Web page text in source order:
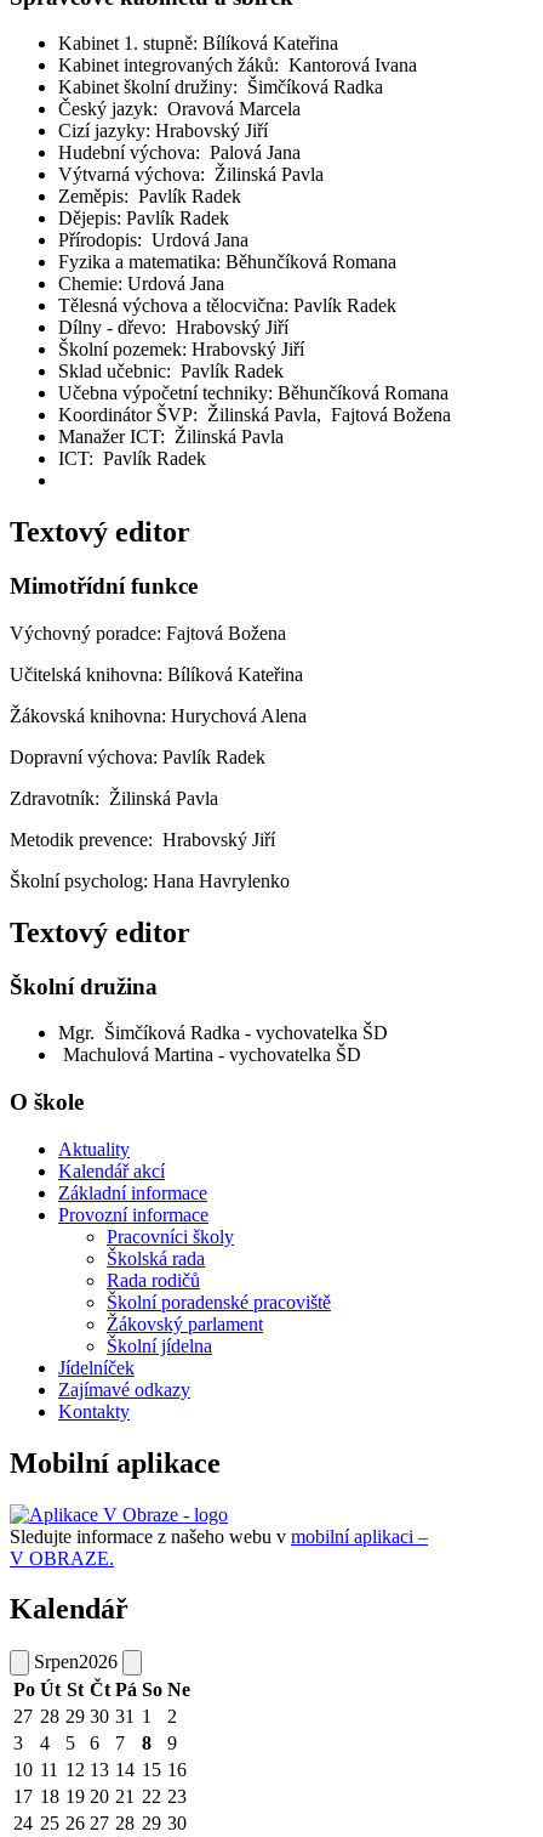
Kabinet 1. stupně: Bílíková Kateřina
Kabinet integrovaných žáků: Kantorová Ivana
Kabinet školní družiny: Šimčíková Radka
Český jazyk: Oravová Marcela
Cizí jazyky: Hrabovský Jiří
Hudební výchova: Palová Jana
Výtvarná výchova: Žilinská Pavla
Zeměpis: Pavlík Radek
Dějepis: Pavlík Radek
Přírodopis: Urdová Jana
Fyzika a matematika: Běhunčíková Romana
Chemie: Urdová Jana
Tělesná výchova a tělocvična: Pavlík Radek
Dílny - dřevo: Hrabovský Jiří
Školní pozemek: Hrabovský Jiří
Sklad učebnic: Pavlík Radek
Učebna výpočetní techniky: Běhunčíková Romana
Koordinátor ŠVP: Žilinská Pavla, Fajtová Božena
Manažer ICT: Žilinská Pavla
ICT: Pavlík Radek
Textový editor
Mimotřídní funkce
Výchovný poradce: Fajtová Božena
Učitelská knihovna: Bílíková Kateřina
Žákovská knihovna: Hurychová Alena
Dopravní výchova: Pavlík Radek
Zdravotník: Žilinská Pavla
Metodik prevence: Hrabovský Jiří
Školní psycholog: Hana Havrylenko
Textový editor
Školní družina
Mgr. Šimčíková Radka - vychovatelka ŠD
Machulová Martina - vychovatelka ŠD
O škole
Aktuality
Kalendář akcí
Základní informace
Provozní informace
Pracovníci školy
Školská rada
Rada rodičů
Školní poradenské pracoviště
Žákovský parlament
Školní jídelna
Jídelníček
Zajímavé odkazy
Kontakty
Mobilní aplikace
Sledujte informace z našeho webu v mobilní aplikaci –
V OBRAZE.
Kalendář
Srpen2026
Po Út St Čt Pá So Ne
27 28 29 30 31 1
2
3
4 5 6 7 8
9
10 11 12 13 14 15 16
17 18 19 20 21 22 23
24 25 26 27 28 29 30